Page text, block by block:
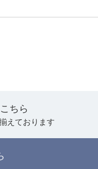
ちら
えております